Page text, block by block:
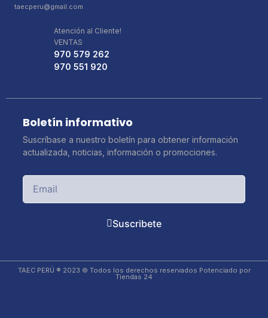
taecperu@gmail.com
Atención al Cliente!
VENTAS
970 579 262
970 551 920
Boletín informativo
Suscríbase a nuestro boletín para obtener información
actualizada, noticias, información o promociones.
Suscribete
TAEC PERÚ ® 2023 © Todos los derechos reservados Potenciado por
Tiendas 24